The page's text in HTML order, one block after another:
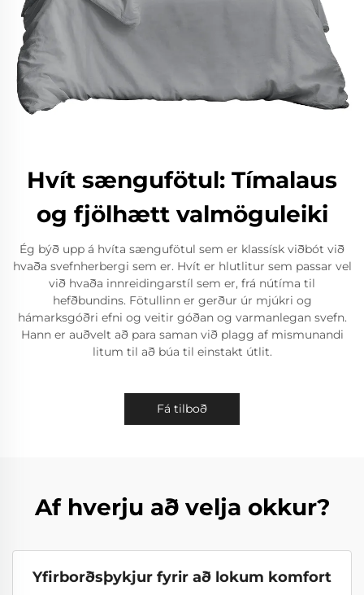
Hvít sængufötul: Tímalaus
og fjölhætt valmöguleiki
Ég býð upp á hvíta sængufötul sem er klassísk viðbót við
hvaða svefnherbergi sem er. Hvít er hlutlitur sem passar vel
við hvaða innreidingarstíl sem er, frá nútíma til
hefðbundins. Fötullinn er gerður úr mjúkri og
hámarksgóðri efni og veitir góðan og varmanlegan svefn.
Hann er auðvelt að para saman við plagg af mismunandi
litum til að búa til einstakt útlit.
Fá tilboð
Af hverju að velja okkur?
Yfirborðsþykjur fyrir að lokum komfort